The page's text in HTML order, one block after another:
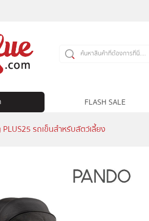
FLASH SALE
รถเข็นสำหรับสัตว์เลี้ยง